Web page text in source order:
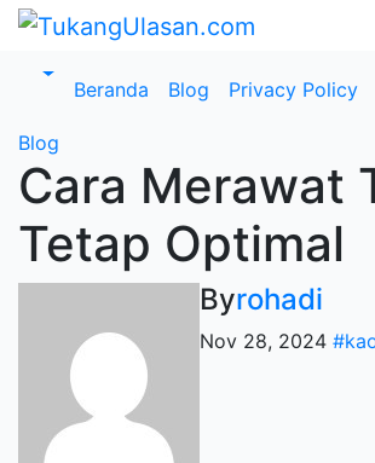
Skip
content
Beranda Blog Privacy Policy
Blog
Cara Merawat
Tetap Optimal
Byrohadi
Nov 28, 2024